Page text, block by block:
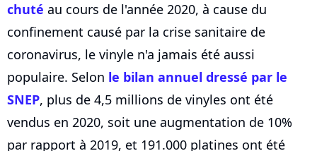
chuté au cours de l'année 2020, à cause du
confinement causé par la crise sanitaire de
coronavirus, le vinyle n'a jamais été aussi
populaire. Selon le bilan annuel dressé par le
SNEP, plus de 4,5 millions de vinyles ont été
vendus en 2020, soit une augmentation de 10%
par rapport à 2019, et 191.000 platines ont été